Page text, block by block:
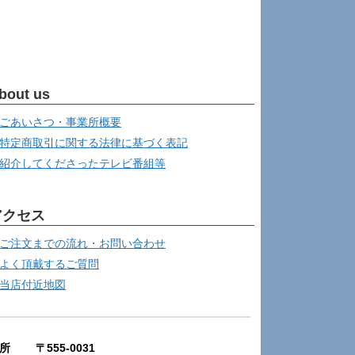
us
ごあいさつ・事業所概要
特定商取引に関する法律に基づく表記
紹介してくださったテレビ番組等
セス
ご注文までの流れ・お問い合わせ
よく頂戴するご質問
当店付近地図
所 〒555-0031